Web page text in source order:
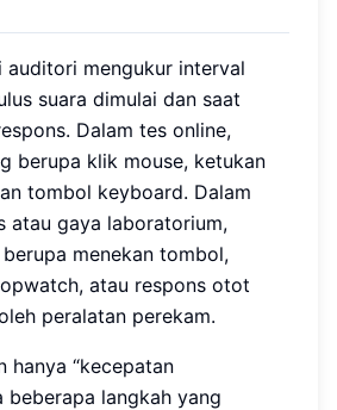
auditori mengukur interval
suara dimulai dan saat
Dalam tes online,
berupa klik mouse, ketukan
tombol keyboard. Dalam
atau gaya laboratorium,
menekan tombol,
atau respons otot
peralatan perekam.
hanya “kecepatan
beberapa langkah yang